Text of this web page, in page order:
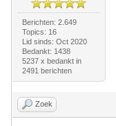
Berichten: 2.649
Topics: 16
Lid sinds: Oct 2020
Bedankt: 1438
5237 x bedankt in
2491 berichten
Zoek